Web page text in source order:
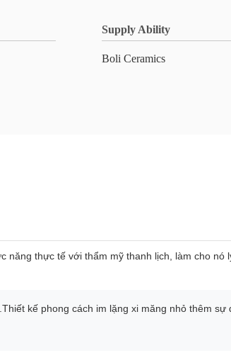
Supply Ability
Boli Ceramics
thực tế với thẩm mỹ thanh lịch, làm cho nó
kế phong cách im lặng xi măng nhỏ thêm sự